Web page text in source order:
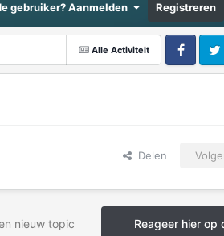
gebruiker? Aanmelden Registreren
Alle Activiteit
Delen
Reageer hier op
nieuw topic